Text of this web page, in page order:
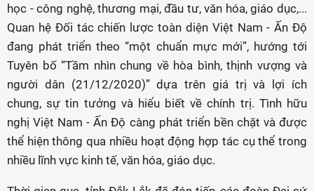
học - công nghệ, thương mại, đầu tư, văn hóa, giáo dục,...
Quan hệ Đối tác chiến lược toàn diện Việt Nam - Ấn Độ
đang phát triển theo “một chuẩn mực mới”, hướng tới
Tuyên bố “Tầm nhìn chung về hòa bình, thịnh vượng và
người dân (21/12/2020)” dựa trên giá trị và lợi ích
chung, sự tin tưởng và hiểu biết về chính trị. Tình hữu
nghị Việt Nam - Ấn Độ càng phát triển bền chặt và được
thể hiện thông qua nhiều hoạt động hợp tác cụ thể trong
nhiều lĩnh vực kinh tế, văn hóa, giáo dục.